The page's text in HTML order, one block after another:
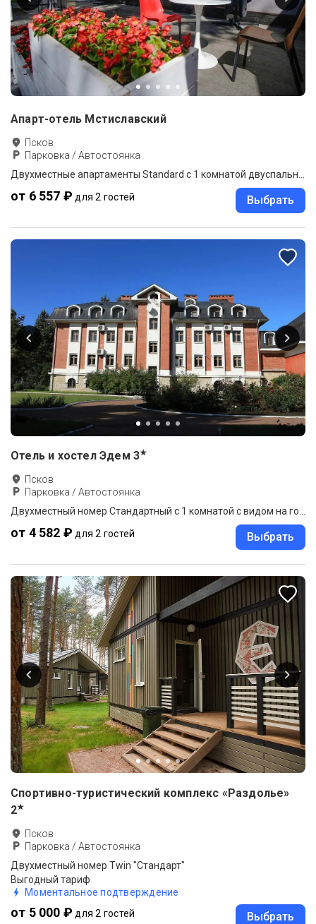
Апарт-отель Мстиславский
Псков
Парковка / Автостоянка
от 6 557 ₽ для 2 гостей Выбрать
Отель и хостел Эдем 3★
Псков
Парковка / Автостоянка
от 4 582 ₽ для 2 гостей Выбрать
Спортивно-туристический комплекс «Раздолье»
2★
Псков
Парковка / Автостоянка
Двухместный номер Twin "Стандарт"
Выгодный тариф
Моментальное подтверждение
от 5 000 ₽ для 2 гостей Выбрать